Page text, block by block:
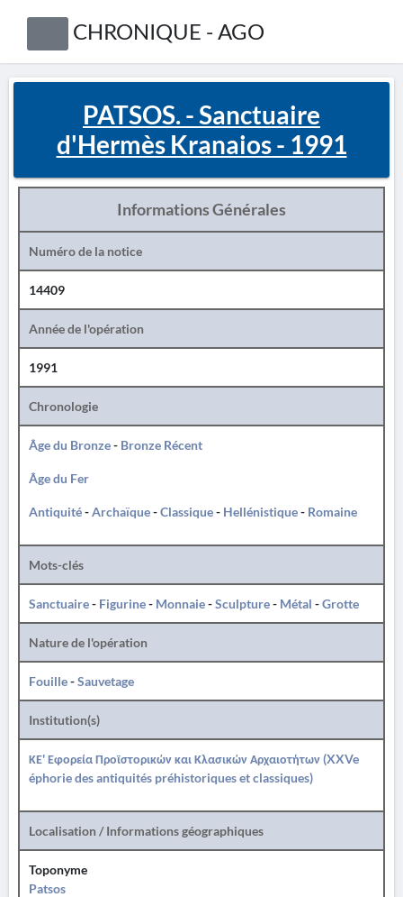
CHRONIQUE - AGO
PATSOS. - Sanctuaire
d'Hermès Kranaios - 1991
Informations Générales
Numéro de la notice
14409
Année de l'opération
1991
Chronologie
Âge du Bronze- Bronze Récent
Âge du Fer
Antiquité-Archaïque-Classique- Hellénistique- Romaine
Mots-clés
Sanctuaire- Figurine- Monnaie-Sculpture- Métal -Grotte
Nature de l'opération
Fouille-Sauvetage
Institution(s)
ΚΕ' Εφορεία Προϊστορικών και Κλασικών Αρχαιοτήτων (XXVe
éphorie des antiquités préhistoriques et classiques)
Localisation / Informations géographiques
Toponyme
Patsos